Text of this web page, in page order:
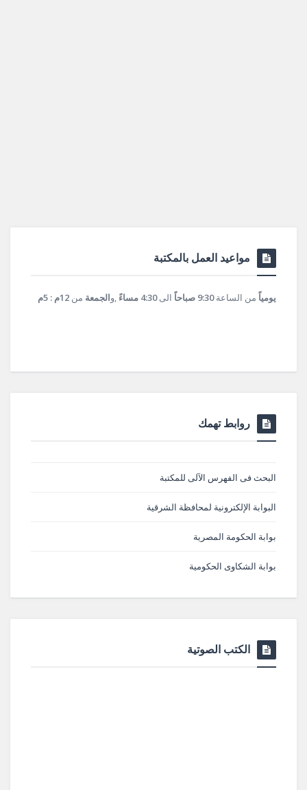
مواعيد العمل بالمكتبة
يومياً من الساعة9:30 صباحاً الى4:30 مساءً ,والجمعة من 12م : 5م
روابط تهمك
البحث فى الفهرس الآلى للمكتبة
البوابة الإلكترونية لمحافظة الشرقية
بوابة الحكومة المصرية
بوابة الشكاوى الحكومية
الكتب الصوتية